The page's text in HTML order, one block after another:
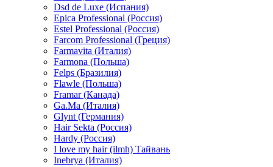
Dsd de Luxe (Испания)
Epica Professional (Россия)
Estel Professional (Россия)
Farcom Professional (Греция)
Farmavita (Италия)
Farmona (Польша)
Felps (Бразилия)
Flawle (Польша)
Framar (Канада)
Ga.Ma (Италия)
Glynt (Германия)
Hair Sekta (Россия)
Hardy (Россия)
I love my hair (ilmh) Тайвань
Inebrya (Италия)